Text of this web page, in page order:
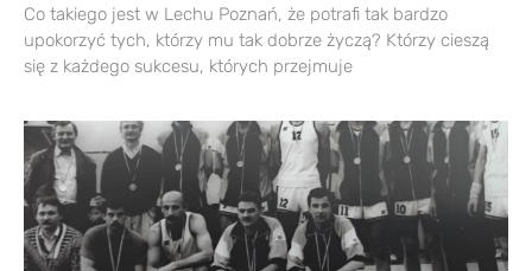
Co takiego jest w Lechu Poznań, że potrafi tak bardzo
upokorzyć tych, którzy mu tak dobrze życzą? Którzy cieszą
się z każdego sukcesu, których przejmuje